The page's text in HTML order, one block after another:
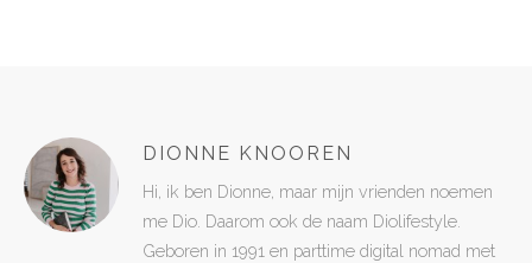
DIONNE KNOOREN
Hi, ik ben Dionne, maar mijn vrienden noemen
me Dio. Daarom ook de naam Diolifestyle.
Geboren in 1991 en parttime digital nomad met